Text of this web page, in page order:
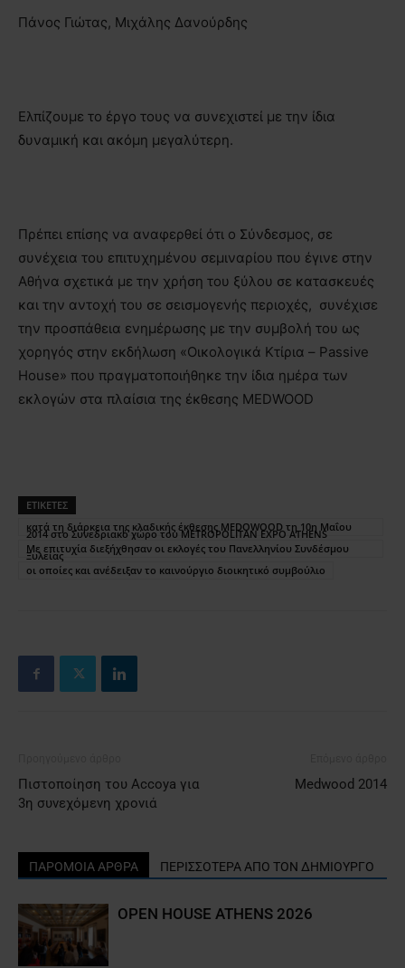
Πάνος Γιώτας, Μιχάλης Δανούρδης
Ελπίζουμε το έργο τους να συνεχιστεί με την ίδια
δυναμική και ακόμη μεγαλύτερη.
Πρέπει επίσης να αναφερθεί ότι ο Σύνδεσμος, σε
συνέχεια του επιτυχημένου σεμιναρίου που έγινε στην
Αθήνα σχετικά με την χρήση του ξύλου σε κατασκευές
και την αντοχή του σε σεισμογενής περιοχές, συνέχισε
την προσπάθεια ενημέρωσης με την συμβολή του ως
χορηγός στην εκδήλωση «Οικολογικά Κτίρια – Passive
House» που πραγματοποιήθηκε την ίδια ημέρα των
εκλογών στα πλαίσια της έκθεσης MEDWOOD
ΕΤΙΚΕΤΕΣ
κατά τη διάρκεια της κλαδικής έκθεσης MEDOWOOD τη 10η Μαΐου
2014 στο Συνεδριακό χώρο του METROPOLITAN EXPO ATHENS
Με επιτυχία διεξήχθησαν οι εκλογές του Πανελληνίου Συνδέσμου
Ξυλείας
οι οποίες και ανέδειξαν το καινούργιο διοικητικό συμβούλιο
Πιστοποίηση του Accoya για
3η συνεχόμενη χρονιά
Medwood 2014
ΠΑΡΟΜΟΙΑ ΑΡΘΡΑ ΠΕΡΙΣΣΟΤΕΡΑ ΑΠΟ ΤΟΝ ΔΗΜΙΟΥΡΓΟ
OPEN HOUSE ATHENS 2026